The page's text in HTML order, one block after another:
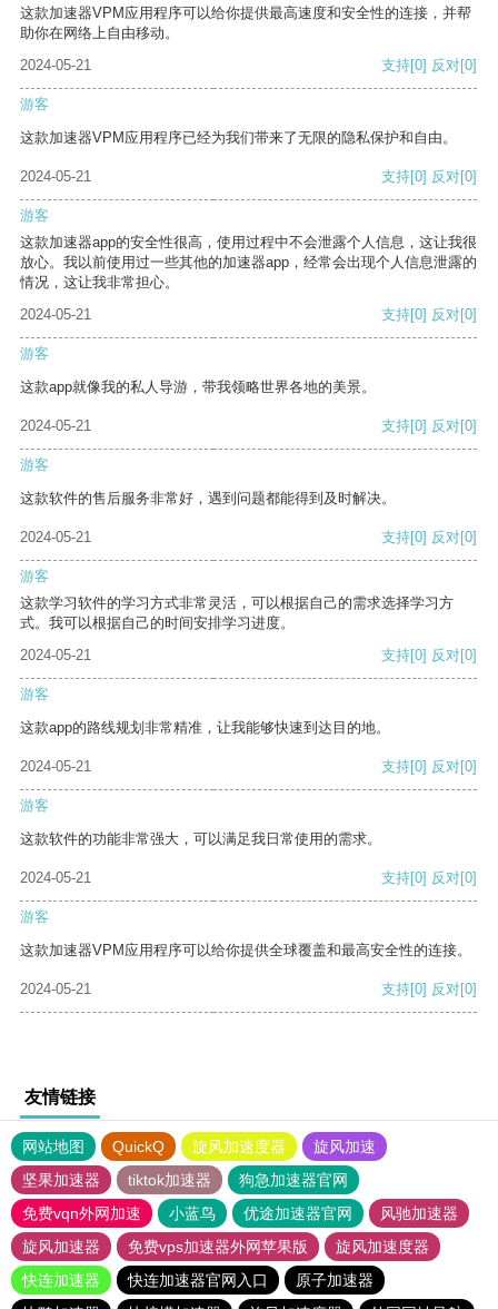
这款加速器VPM应用程序可以给你提供最高速度和安全性的连接，并帮
助你在网络上自由移动。
2024-05-21
支持[0] 反对[0]
游客
这款加速器VPM应用程序已经为我们带来了无限的隐私保护和自由。
2024-05-21 支持[0] 反对[0]
游客
这款加速器app的安全性很高，使用过程中不会泄露个人信息，这让我很
放心。我以前使用过一些其他的加速器app，经常会出现个人信息泄露的
情况，这让我非常担心。
2024-05-21
支持[0] 反对[0]
游客
这款app就像我的私人导游，带我领略世界各地的美景。
2024-05-21 支持[0] 反对[0]
游客
这款软件的售后服务非常好，遇到问题都能得到及时解决。
2024-05-21 支持[0] 反对[0]
游客
这款学习软件的学习方式非常灵活，可以根据自己的需求选择学习方
式。我可以根据自己的时间安排学习进度。
2024-05-21
支持[0] 反对[0]
游客
这款app的路线规划非常精准，让我能够快速到达目的地。
2024-05-21 支持[0] 反对[0]
游客
这款软件的功能非常强大，可以满足我日常使用的需求。
2024-05-21 支持[0] 反对[0]
游客
这款加速器VPM应用程序可以给你提供全球覆盖和最高安全性的连接。
2024-05-21 支持[0] 反对[0]
友情链接
网站地图 QuickQ 旋风加速度器
旋风加速
坚果加速器
tiktok加速器
狗急加速器官网
免费vqn外网加速
小蓝鸟 优途加速器官网
风驰加速器
旋风加速器
免费vps加速器外网苹果版
旋风加速度器
快连加速器
快连加速器官网入口
原子加速器